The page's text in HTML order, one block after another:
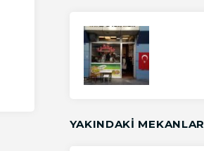
YAKINDAKI MEKANLAR